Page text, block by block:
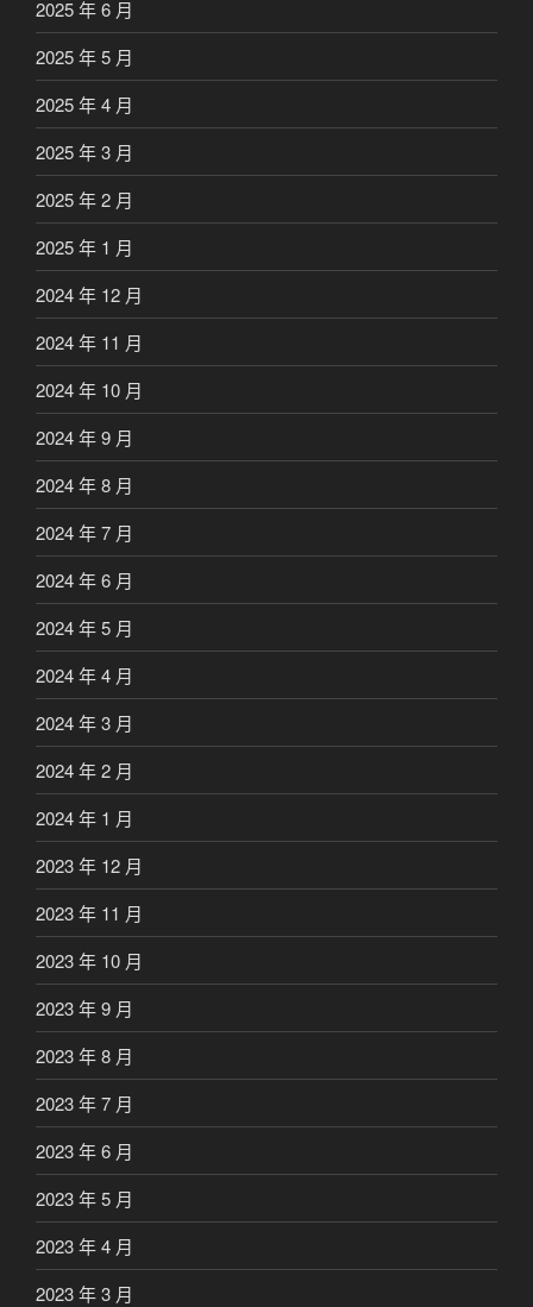
2025 年 6 月
2025 年 5 月
2025 年 4 月
2025 年 3 月
2025 年 2 月
2025 年 1 月
2024 年 12 月
2024 年 11 月
2024 年 10 月
2024 年 9 月
2024 年 8 月
2024 年 7 月
2024 年 6 月
2024 年 5 月
2024 年 4 月
2024 年 3 月
2024 年 2 月
2024 年 1 月
2023 年 12 月
2023 年 11 月
2023 年 10 月
2023 年 9 月
2023 年 8 月
2023 年 7 月
2023 年 6 月
2023 年 5 月
2023 年 4 月
2023 年 3 月